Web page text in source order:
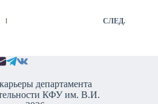
СЛЕД.
департамента
КФУ им. В.И.